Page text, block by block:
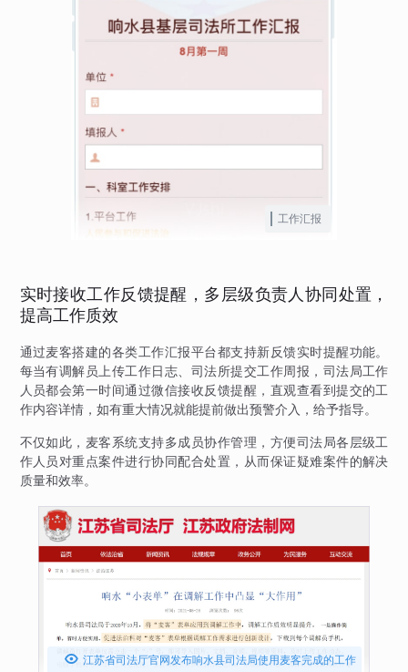
工作汇报
实时接收工作反馈提醒，多层级负责人协同处置，
提高工作质效
通过麦客搭建的各类工作汇报平台都支持新反馈实时提醒功能。
每当有调解员上传工作日志、司法所提交工作周报，司法局工作
人员都会第一时间通过微信接收反馈提醒，直观查看到提交的工
作内容详情，如有重大情况就能提前做出预警介入，给予指导。
不仅如此，麦客系统支持多成员协作管理，方便司法局各层级工
作人员对重点案件进行协同配合处置，从而保证疑难案件的解决
质量和效率。
 江苏省司法厅官网发布响水县司法局使用麦客完成的工作